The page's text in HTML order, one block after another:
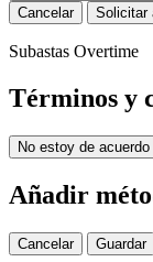
Cancelar
Solicitar
Subastas Overtime
Términos y
No estoy de acuerdo
Añadir
Cancelar Guardar